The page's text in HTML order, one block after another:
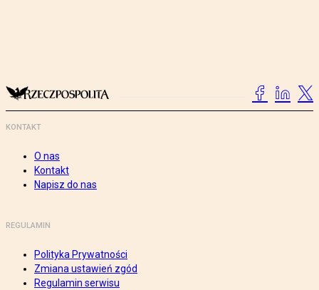
KONTAKT
O nas
Kontakt
Napisz do nas
REGULAMIN
Polityka Prywatności
Zmiana ustawień zgód
Regulamin serwisu